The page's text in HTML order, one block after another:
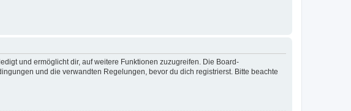
und ermöglicht dir, auf weitere Funktionen zuzugreifen. Die Board-
und die verwandten Regelungen, bevor du dich registrierst. Bitte beachte